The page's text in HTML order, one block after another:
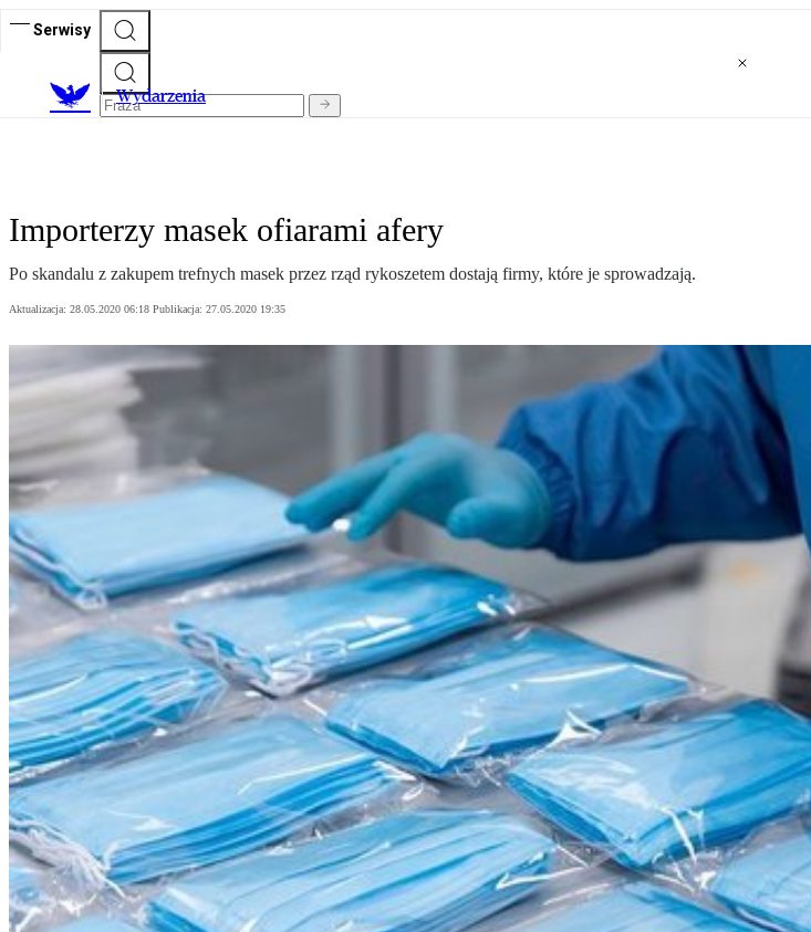
Serwisy
Wydarzenia
Importerzy masek ofiarami afery
Po skandalu z zakupem trefnych masek przez rząd rykoszetem dostają firmy, które je sprowadzają.
Aktualizacja: 28.05.2020 06:18 Publikacja: 27.05.2020 19:35